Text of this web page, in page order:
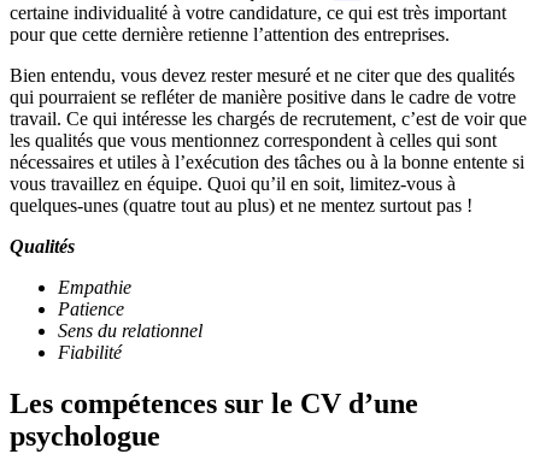
certaine individualité à votre candidature, ce qui est très important
pour que cette dernière retienne l’attention des entreprises.
Bien entendu, vous devez rester mesuré et ne citer que des qualités
qui pourraient se refléter de manière positive dans le cadre de votre
travail. Ce qui intéresse les chargés de recrutement, c’est de voir que
les qualités que vous mentionnez correspondent à celles qui sont
nécessaires et utiles à l’exécution des tâches ou à la bonne entente si
vous travaillez en équipe. Quoi qu’il en soit, limitez-vous à
quelques-unes (quatre tout au plus) et ne mentez surtout pas !
Qualités
Empathie
Patience
Sens du relationnel
Fiabilité
Les compétences sur le CV d’une
psychologue